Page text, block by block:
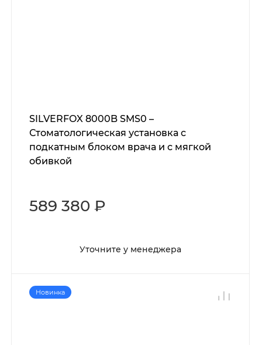
SILVERFOX 8000B SMS0 –
Стоматологическая установка с
подкатным блоком врача и с мягкой
обивкой
589 380 ₽
Уточните у менеджера
Новинка